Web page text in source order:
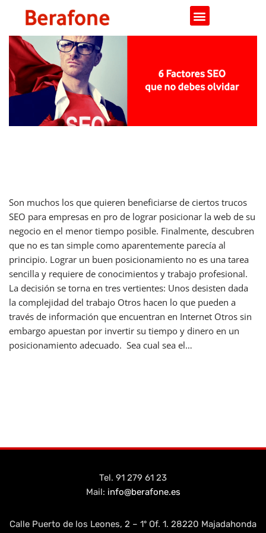
al
contenido
Son muchos los que quieren beneficiarse de ciertos trucos
SEO para empresas en pro de lograr posicionar la web de su
negocio en el menor tiempo posible. Finalmente, descubren
que no es tan simple como aparentemente parecía al
principio. Lograr un buen posicionamiento no es una tarea
sencilla y requiere de conocimientos y trabajo profesional.
La decisión se torna en tres vertientes: Unos desisten dada
la complejidad del trabajo Otros hacen lo que pueden a
través de información que encuentran en Internet Otros sin
embargo apuestan por invertir su tiempo y dinero en un
posicionamiento adecuado. Sea cual sea el…
Tel. 91 279 61 23
Mail: info@berafone.es
Calle Puerto de los Leones, 2 – 1º Of. 1. 28220 Majadahonda